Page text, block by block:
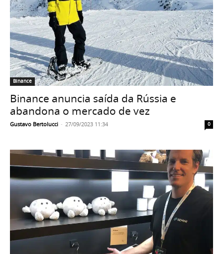
Binance
Binance anuncia saída da Rússia e
abandona o mercado de vez
Gustavo Bertolucci - 27/09/2023 11:34 0